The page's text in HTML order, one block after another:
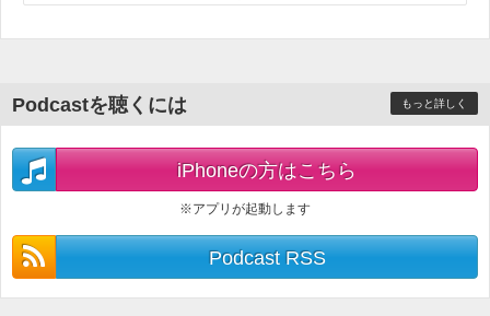
Podcastを聴くには もっと詳しく
iPhoneの方はこちら
※アプリが起動します
Podcast RSS